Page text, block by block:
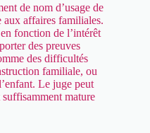
de nom d’usage de
aux affaires familiales.
fonction de l’intérêt
des preuves
des difficultés
familiale, ou
Le juge peut
suffisamment mature